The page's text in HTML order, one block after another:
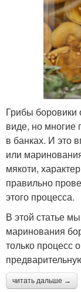
Грибы
виде, но многие
в банках. И это
или
мякоти,
правильно
этого процесса.
В этой статье
маринования
только процесс
читать дальше →